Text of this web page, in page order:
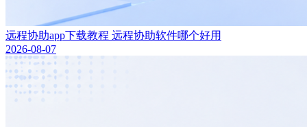
远程协助app下载教程 远程协助软件哪个好用
2026-08-07